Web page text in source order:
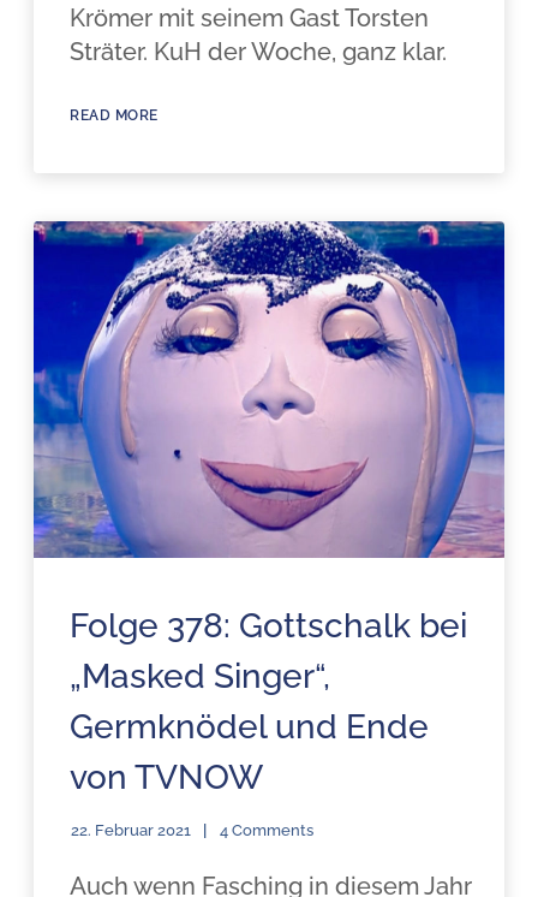
Krömer mit seinem Gast Torsten
Sträter. KuH der Woche, ganz klar.
READ MORE
Folge 378: Gottschalk bei
„Masked Singer“,
Germknödel und Ende
von TVNOW
22. Februar 2021 4 Comments
Auch wenn Fasching in diesem Jahr